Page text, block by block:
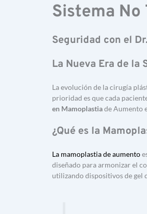
Sistema No
Seguridad con el
La Nueva Era de la
La evolución de la cirugía
prioridad es que cada
en Mamoplastia de Aumento
¿Qué es la
La mamoplastia de aumento
diseñado para armonizar el
utilizando dispositivos de gel